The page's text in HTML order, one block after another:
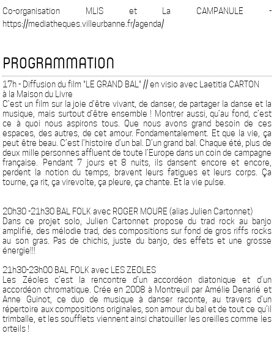
Co-organisation MLIS et La CAMPANULE -
https://mediatheques.villeurbanne.fr/agenda/
PROGRAMMATION
17h - Diffusion du film "LE GRAND BAL" // en visio avec Laetitia CARTON
à la Maison du Livre
C’est un film sur la joie d’être vivant, de danser, de partager la danse et la
musique, mais surtout d’être ensemble ! Montrer aussi, qu’au fond, c’est
ce à quoi nous aspirons tous. Que nous avons grand besoin de ces
espaces, des autres, de cet amour. Fondamentalement. Et que la vie, ça
peut être beau. C’est l’histoire d’un bal. D’un grand bal. Chaque été, plus de
deux mille personnes affluent de toute l’Europe dans un coin de campagne
française. Pendant 7 jours et 8 nuits, ils dansent encore et encore,
perdent la notion du temps, bravent leurs fatigues et leurs corps. Ça
tourne, ça rit, ça virevolte, ça pleure, ça chante. Et la vie pulse.
20h30 -21h30 BAL FOLK avec ROGER MOURE (alias Julien Cartonnet)
Dans ce projet solo, Julien Cartonnet propose du trad rock au banjo
amplifié, des mélodie trad, des compositions sur fond de gros riffs rocks
au son gras. Pas de chichis, juste du banjo, des effets et une grosse
énergie!!!
21h30-23h00 BAL FOLK avec LES ZEOLES
Les Zéoles c’est la rencontre d’un accordéon diatonique et d’un
accordéon chromatique. Crée en 2008 à Montreuil par Amélie Denarié et
Anne Guinot, ce duo de musique à danser raconte, au travers d’un
répertoire aux compositions originales, son amour du bal et de tout ce qu’il
trimballe, et les soufflets viennent ainsi chatouiller les oreilles comme les
orteils !